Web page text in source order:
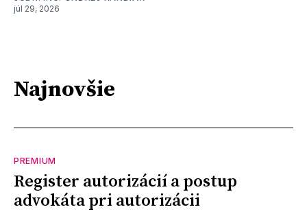
júl 29, 2026
Najnovšie
PREMIUM
Register autorizácií a postup
advokáta pri autorizácii